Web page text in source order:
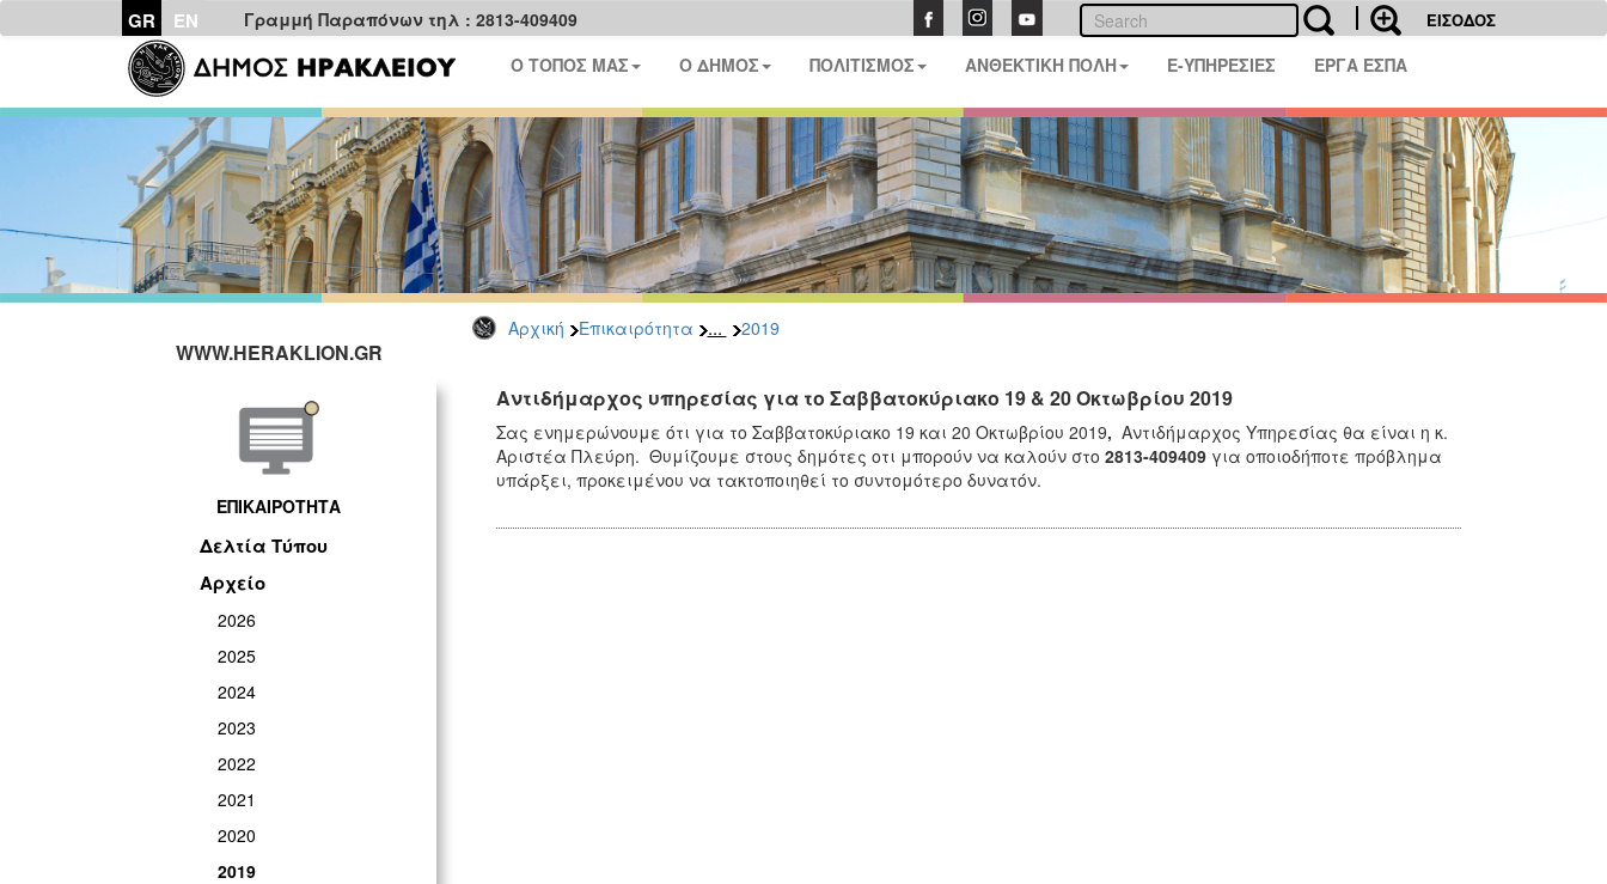
GR EN Γραμμή Παραπόνων τηλ : 2813-409409 ΕΙΣΟΔΟΣ
Ο ΤΟΠΟΣ ΜΑΣ Ο ΔΗΜΟΣ ΠΟΛΙΤΙΣΜΟΣ ΑΝΘΕΚΤΙΚΗ ΠΟΛΗ E-ΥΠΗΡΕΣΙΕΣ ΕΡΓΑ ΕΣΠΑ
Αρχική Επικαιρότητα ... 2019
WWW.HERAKLION.GR
ΕΠΙΚΑΙΡΟΤΗΤΑ
Δελτία Τύπου
Αρχείο
2026
2025
2024
2023
2022
2021
2020
2019
Αντιδήμαρχος υπηρεσίας για το Σαββατοκύριακο 19 & 20 Οκτωβρίου 2019
Σας ενημερώνουμε ότι για το Σαββατοκύριακο 19 και 20 Οκτωβρίου 2019, Αντιδήμαρχος Υπηρεσίας θα είναι η κ.
Αριστέα Πλεύρη. Θυμίζουμε στους δημότες οτι μπορούν να καλούν στο 2813-409409για οποιοδήποτε πρόβλημα
υπάρξει, προκειμένου να τακτοποιηθεί το συντομότερο δυνατόν.